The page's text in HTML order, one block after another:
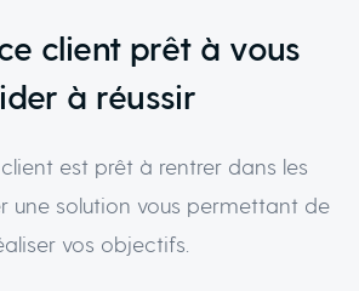
client prêt à vous
à réussir
est prêt à rentrer dans les
une solution vous permettant de
vos objectifs.